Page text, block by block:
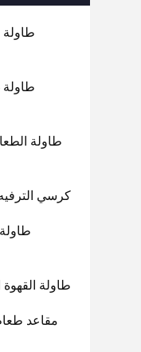
طاولة
طاولة
طاولة
كرسي
طاولة القهوة
مقاعد